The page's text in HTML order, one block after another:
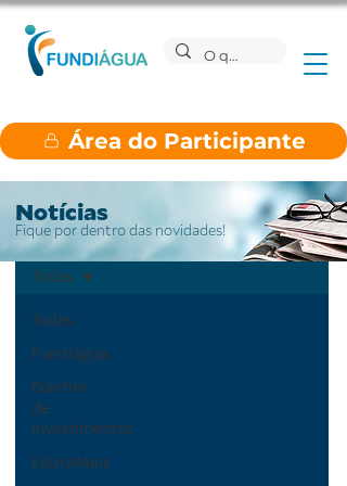
Área do Participante
Notícias
Todas
Fundiágua
Boletim
de
Investimentos
EducaMais
Todas
Notícias
Fique por dentro das novidades!